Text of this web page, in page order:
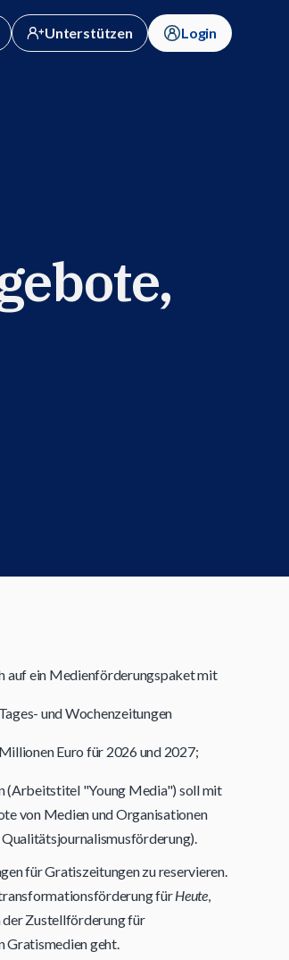
Unterstützen Login
auf ein Medienförderungspaket mit
und Wochenzeitungen
Euro für 2026 und 2027;
(Arbeitstitel "Young Media") soll mit
von Medien und Organisationen
für Gratiszeitungen zu reservieren.
fürHeute,
der Zustellförderung für
Gratismedien geht.